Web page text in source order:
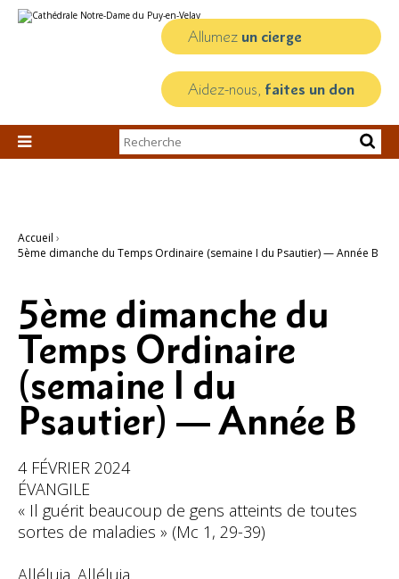
au
personnels
Allumez un cierge
Aidez-nous, faites un don

Chercher par
Recherche
Accueil ›
5ème dimanche du Temps Ordinaire (semaine I du Psautier) — Année B
5ème dimanche du
Temps Ordinaire
(semaine I du
Psautier) — Année B
4 FÉVRIER 2024
ÉVANGILE
« Il guérit beaucoup de gens atteints de toutes
sortes de maladies » (Mc 1, 29-39)
Alléluia. Alléluia.